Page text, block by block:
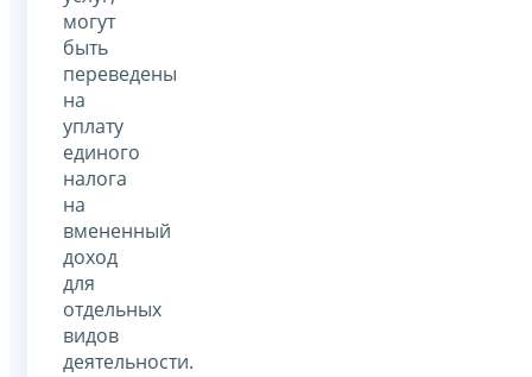
могут
быть
переведены
на
уплату
единого
налога
на
вмененный
доход
для
отдельных
видов
деятельности.